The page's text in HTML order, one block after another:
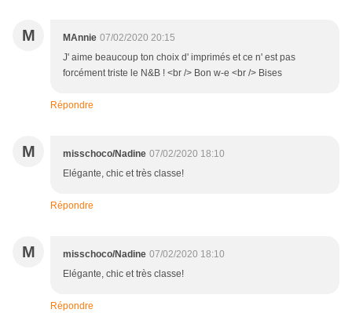
M MAnnie 07/02/2020 20:15
J' aime beaucoup ton choix d' imprimés et ce n' est pas
forcément triste le N&B ! <br /> Bon w-e <br /> Bises
Répondre
M misschoco/Nadine 07/02/2020 18:10
Elégante, chic et très classe!
Répondre
M misschoco/Nadine 07/02/2020 18:10
Elégante, chic et très classe!
Répondre